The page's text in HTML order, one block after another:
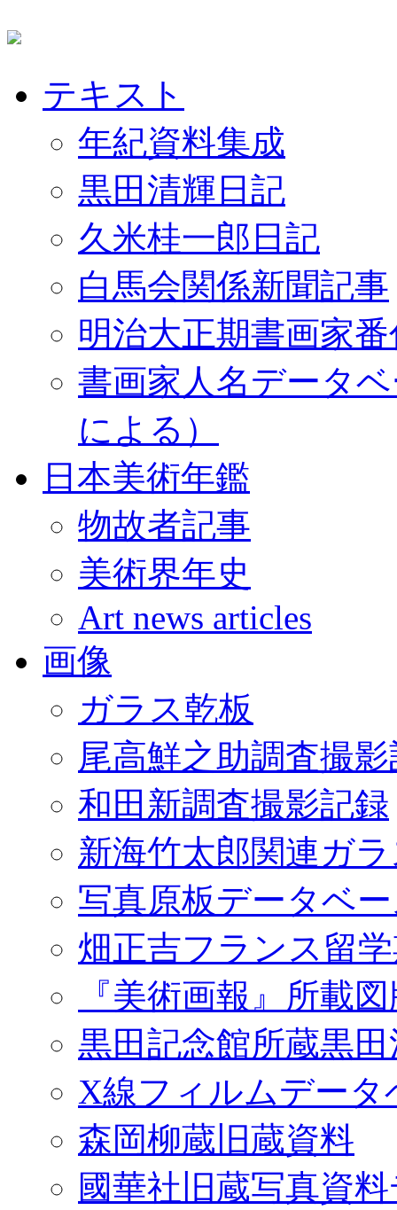
テキスト
年紀資料集成
黒田清輝日記
久米桂一郎日記
白馬会関係新聞記事
明治大正期書画家
書画家人名データ
による）
日本美術年鑑
物故者記事
美術界年史
Art news articles
画像
ガラス乾板
尾高鮮之助調査撮
和田新調査撮影記録
新海竹太郎関連ガ
写真原板データベ
畑正吉フランス留
『美術画報』所載
黒田記念館所蔵黒
X線フィルムデータ
森岡柳蔵旧蔵資料
國華社旧蔵写真資